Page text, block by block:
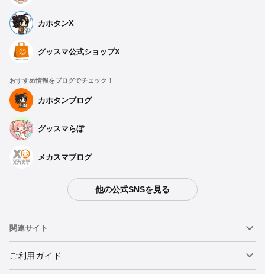
【再販】 DORO - 2026年09月発売予定
予約受付中
カホタンX
グッスマ公式ショップX
おすすめ情報をブログでチェック！
カホタンブログ
グッスマらぼ
メカスマブログ
他の公式SNSを見る
関連サイト
ねんどろいど
ご利用ガイド